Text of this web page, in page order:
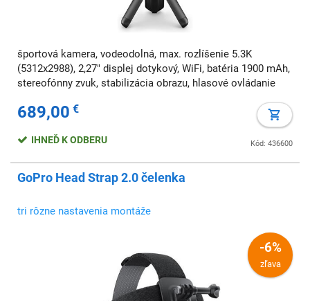
športová kamera, vodeodolná, max. rozlíšenie 5.3K
(5312x2988), 2,27" displej dotykový, WiFi, batéria 1900 mAh,
stereofónny zvuk, stabilizácia obrazu, hlasové ovládanie
689,00 €
Kód: 436600
IHNEĎ K ODBERU
GoPro Head Strap 2.0 čelenka
tri rôzne nastavenia montáže
-6%
zľava